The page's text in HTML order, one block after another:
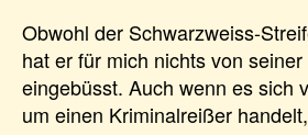
Obwohl der Schwarzweiss-
hat er für mich nichts von
eingebüsst. Auch wenn es sich
um einen Kriminalreißer